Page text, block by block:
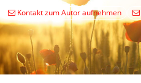
Kontakt zum Autor aufnehmen